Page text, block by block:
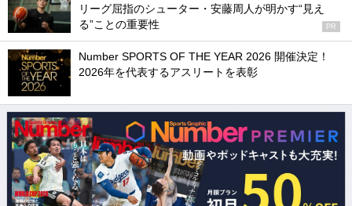
リーグ屈指のシューター・安藤周人が明かす“見え
る”ことの重要性
PR
Number SPORTS OF THE YEAR 2026 開催決定！
2026年を代表するアスリートを表彰